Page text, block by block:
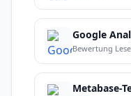
Google
Bewertung
Metabase-